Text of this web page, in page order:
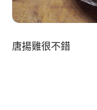
唐揚雞很不錯